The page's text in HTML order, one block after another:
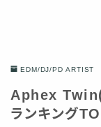
EDM/DJ/PD ARTIST
Aphex Twin(
ランキング